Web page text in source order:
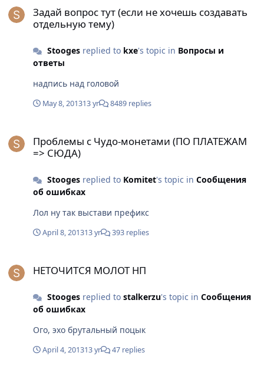
Задай вопрос тут (если не хочешь создавать
отдельную тему)
Stoogesreplied to kxe's topic in Вопросы и
ответы
надпись над головой
May 8, 201313 yr 8489 replies
Проблемы с Чудо-монетами (ПО ПЛАТЕЖАМ
=> СЮДА)
Stoogesreplied to Komitet's topic in Сообщения
об ошибках
Лол ну так выстави префикс
April 8, 201313 yr 393 replies
НЕТОЧИТСЯ МОЛОТ НП
Stoogesreplied to stalkerzu's topic in Сообщения
об ошибках
Ого, эхо брутальный поцык
April 4, 201313 yr 47 replies